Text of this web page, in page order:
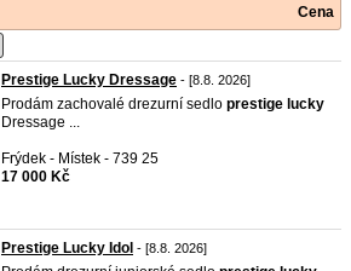
Cena
Prestige Lucky Dressage - [8.8. 2026]
Prodám zachovalé drezurní sedlo prestige lucky
Dressage ...
Frýdek - Místek - 739 25
17 000 Kč
Prestige Lucky Idol - [8.8. 2026]